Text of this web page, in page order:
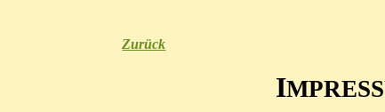
Zurück
I